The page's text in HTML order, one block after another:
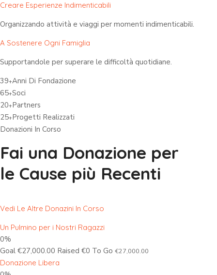
Creare Esperienze Indimenticabili
Organizzando attività e viaggi per momenti indimenticabili.
A Sostenere Ogni Famiglia
Supportandole per superare le difficoltà quotidiane.
39+Anni Di Fondazione
65+Soci
20+Partners
25+Progetti Realizzati
Donazioni In Corso
Fai una Donazione per
le Cause più Recenti
Vedi Le Altre Donazini In Corso
Un Pulmino per i Nostri Ragazzi
0%
Goal €27,000.00 Raised €0 To Go €27,000.00
Donazione Libera